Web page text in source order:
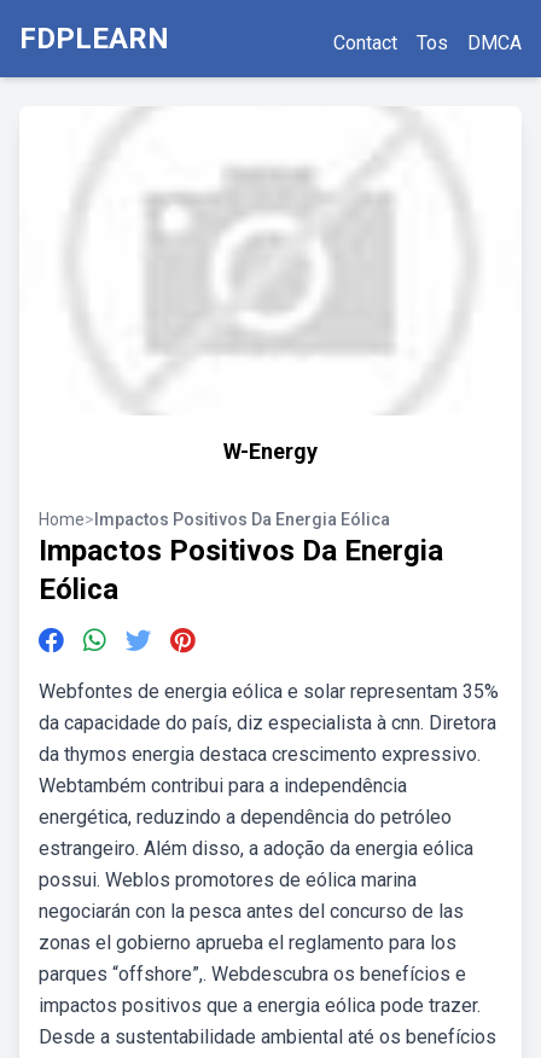
FDPLEARN Contact Tos DMCA
W-Energy
Home> Impactos Positivos Da Energia Eólica
Impactos Positivos Da Energia
Eólica
Webfontes de energia eólica e solar representam 35%
da capacidade do país, diz especialista à cnn. Diretora
da thymos energia destaca crescimento expressivo.
Webtambém contribui para a independência
energética, reduzindo a dependência do petróleo
estrangeiro. Além disso, a adoção da energia eólica
possui. Weblos promotores de eólica marina
negociarán con la pesca antes del concurso de las
zonas el gobierno aprueba el reglamento para los
parques “offshore”,. Webdescubra os benefícios e
impactos positivos que a energia eólica pode trazer.
Desde a sustentabilidade ambiental até os benefícios